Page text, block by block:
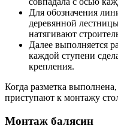
Для обозначения
деревянной
натягивают
Далее выполняется
каждой ступени
крепления.
Когда разметка
приступают к монтажу
Монтаж балясин